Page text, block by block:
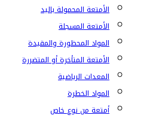
الأمتعة المحمولة باليد
الأمتعة المسجلة
المواد المحظورة والمقيدة
الأمتعة المتأخرة أو المتضررة
المعدات الرياضية
المواد الخطرة
أمتعة من نوع خاص